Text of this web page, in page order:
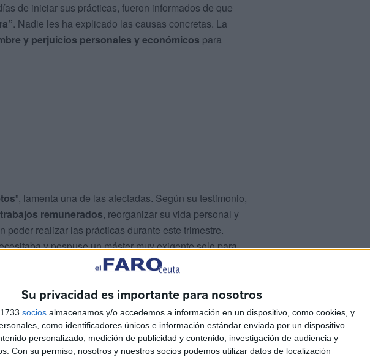
Su privacidad es importante para nosotros
socios almacenamos y/o accedemos a información en un dispositivo, como cookies, y
como identificadores únicos e información estándar enviada por un dispositivo
personalizado, medición de publicidad y contenido, investigación de audiencia y
Con su permiso, nosotros y nuestros socios podemos utilizar datos de localización
de iniciar sus prácticas, fueron informados de que
. Nadie les ha explicado las causas concretas. La
y perjuicios personales y económicos para
”, lamenta una de las afectadas. Según su testimonio,
remunerados, reorganizar su vida personal y
realizar las prácticas durante este trimestre.
y pospuse un máster muy exigente solo para
los ciclos de FP, los tutores habrían comunicado a su
de la Delegación de Educación, sin que haya
el motivo. “Nos dijeron simplemente que no se
por qué”, coinciden los estudiantes.